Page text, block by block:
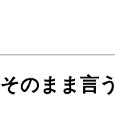
のまま言う